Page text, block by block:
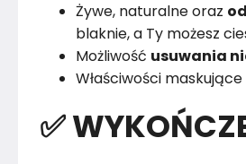
Żywe, naturalne oraz
blaknie, a Ty możesz
Możliwość usuwania
Właściwości
✅